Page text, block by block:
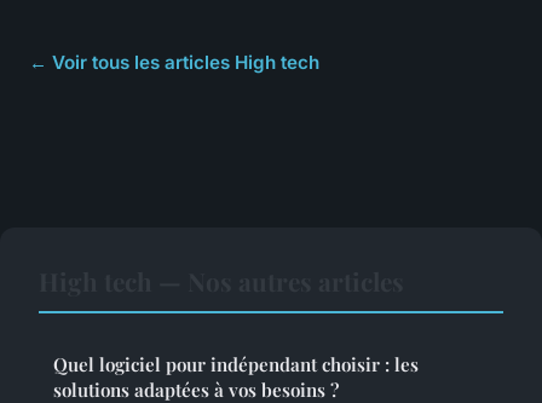
← Voir tous les articles High tech
Quel logiciel pour indépendant choisir : les
solutions adaptées à vos besoins ?